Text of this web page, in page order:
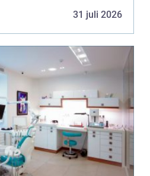
31 juli 2026